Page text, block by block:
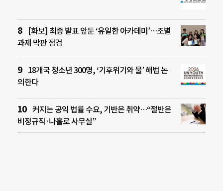
[화보] 최종 발표 앞둔 ‘유일한 아카데미’…조별
과제 막판 점검
18개국 청소년 300명, ‘기후위기와 물’ 해법 논
의한다
커지는 공익 법률 수요, 기반은 취약…“절반은
비정규직·나홀로 사무실”